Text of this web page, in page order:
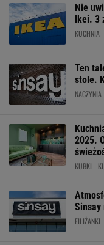
Nie
Ikei. 3
KUCHNIA
Ten
stole.
NACZYNIA
2025.
KUBKI
Sinsay
FILIŻANKI